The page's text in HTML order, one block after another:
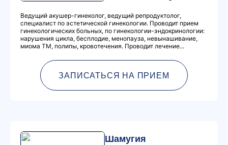
Ведущий акушер-гинеколог, ведущий репродуктолог,
специалист по эстетической гинекологии. Проводит прием
гинекологических больных, по гинекологии-эндокринологии:
нарушения цикла, бесплодие, менопауза, невынашивание,
миома ТМ, полипы, кровотечения. Проводит лечение...
ЗАПИСАТЬСЯ НА ПРИЕМ
Шамугия